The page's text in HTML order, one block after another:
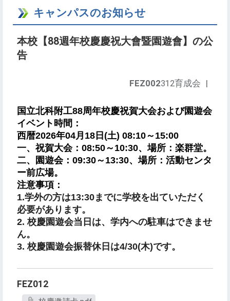
キャンパスのお知らせ
本校【88週年校慶慶祝大會暨園遊會】の公
告
FEZ002312育成会 |
国立北科附工88周年校慶祝賀大会および園遊会
イベント時間：
西暦2026年04月18日(土) 08:10～15:00
一、祝賀大会：08:50～10:30、場所：楽群堂。
二、園遊会：09:30～13:30、場所：活動センタ
ー前広場。
注意事項：
1.学外の方は13:30までに学校を出ていただく
必要があります。
2. 校慶園遊会当日は、 学内への駐車はできませ
ん。
3. 校慶園遊会振替休日は4/30(木)です。
FEZ012